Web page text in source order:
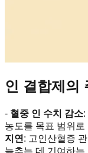
인 결합제의
- 혈중 인 수치 감소:
농도를 목표 범위
지연 : 고인산혈증